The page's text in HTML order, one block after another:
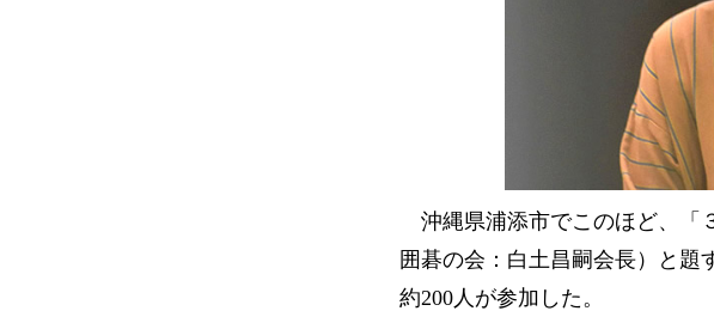
沖縄県浦添市でこのほど、「
囲碁の会：白土昌嗣会長）と題
約200人が参加した。